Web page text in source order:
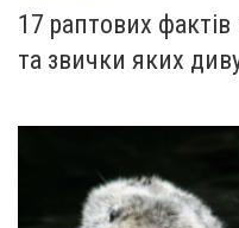
17 раптових
та звички яких